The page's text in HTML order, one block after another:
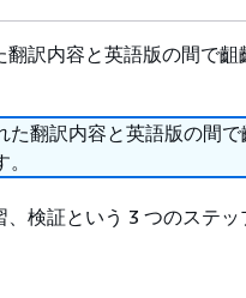
訳内容と英語版の間で齟
翻訳内容と英語版の間で
検証という 3 つのステッ